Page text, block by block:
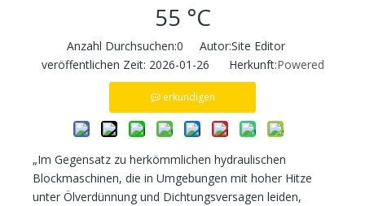
55 °C
Anzahl Durchsuchen:0 Autor:Site Editor
veröffentlichen Zeit: 2026-01-26 Herkunft:Powered
erkundigen
„Im Gegensatz zu herkömmlichen hydraulischen
Blockmaschinen, die in Umgebungen mit hoher Hitze
unter Ölverdünnung und Dichtungsversagen leiden,